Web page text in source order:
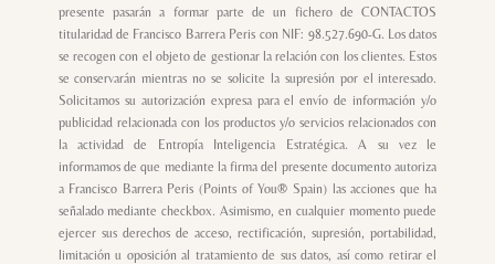
presente pasarán a formar parte de un fichero de CONTACTOS
titularidad de Francisco Barrera Peris con NIF: 98.527.690-G. Los datos
se recogen con el objeto de gestionar la relación con los clientes. Estos
se conservarán mientras no se solicite la supresión por el interesado.
Solicitamos su autorización expresa para el envío de información y/o
publicidad relacionada con los productos y/o servicios relacionados con
la actividad de Entropía Inteligencia Estratégica. A su vez le
informamos de que mediante la firma del presente documento autoriza
a Francisco Barrera Peris (Points of You® Spain) las acciones que ha
señalado mediante checkbox. Asimismo, en cualquier momento puede
ejercer sus derechos de acceso, rectificación, supresión, portabilidad,
limitación u oposición al tratamiento de sus datos, así como retirar el